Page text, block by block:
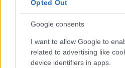
Opted Out
Google consents
I want to allow Google to
related to advertising like
device identifiers in apps.
Cependant,les sondages sur les
montrent Zemmour à 11%
,
Jean Luc
Insoumise, Macron en tête et,
maintenant stable en deuxième